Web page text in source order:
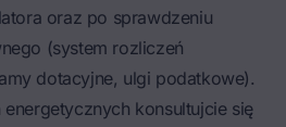
oraz po sprawdzeniu
(system rozliczeń
dotacyjne, ulgi podatkowe).
konsultujcie się